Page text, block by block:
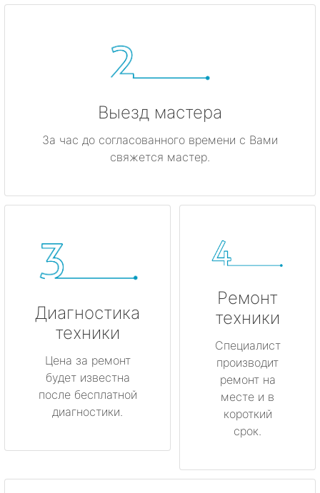
Выезд мастера
За час до согласованного времени с Вами
свяжется мастер.
Диагностика
техники
Цена за ремонт
будет известна
после бесплатной
диагностики.
Ремонт
техники
Специалист
производит
ремонт на
месте и в
короткий
срок.